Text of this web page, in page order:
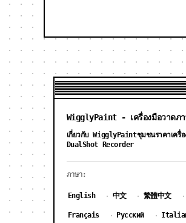
WigglyPaint - เครื่องมือวาดภ
เกี่ยวกับ WigglyPaintชุมชนราคาเครื่
DualShot Recorder
ภาษา:
English · 中文 · 繁體中文 ·
Français · Русский ·